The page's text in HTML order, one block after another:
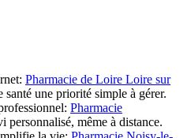
Pharmacie de Loire Loire sur
santé une priorité simple à gérer.
Pharmacie
personnalisé, même à distance.